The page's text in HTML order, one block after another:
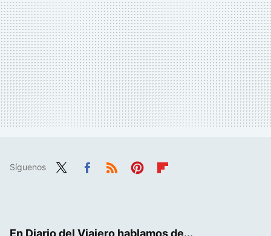
Síguenos
En Diario del Viajero hablamos de...